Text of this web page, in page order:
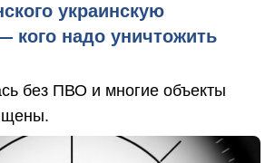
украинскую
кого надо уничтожить
без ПВО и многие объекты